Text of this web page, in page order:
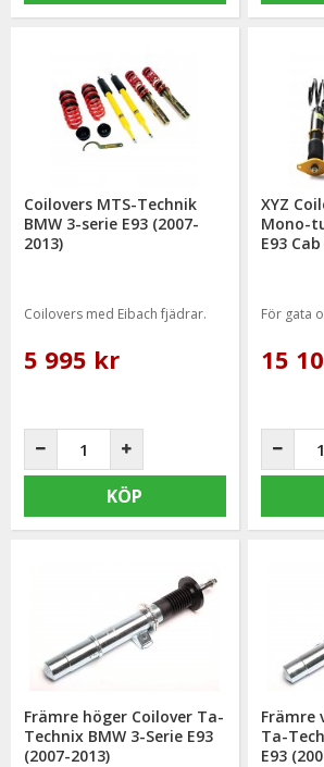
Coilovers MTS-Technik
BMW 3-serie E93 (2007-
2013)
Coilovers med Eibach fjädrar.
5 995 kr
KÖP
XYZ
Mono-
E93
För gata
15
Främre höger Coilover Ta-
Technix BMW 3-Serie E93
(2007-2013)
Främre
Ta-
E93